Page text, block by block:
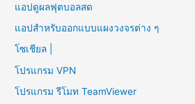
แอปดูผลฟุตบอลสด
แอปสำหรับออกแบบแผงวงจรต่าง ๆ
โซเชียล |
โปรแกรม VPN
โปรแกรม รีโมท TeamViewer